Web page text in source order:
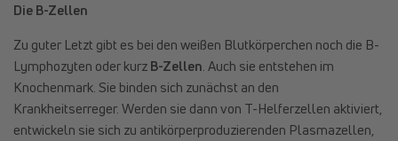
Die B-Zellen
Zu guter Letzt gibt es bei den weißen Blutkörperchen noch die B-
Lymphozyten oder kurz B-Zellen. Auch sie entstehen im
Knochenmark. Sie binden sich zunächst an den
Krankheitserreger. Werden sie dann von T-Helferzellen aktiviert,
entwickeln sie sich zu antikörperproduzierenden Plasmazellen,